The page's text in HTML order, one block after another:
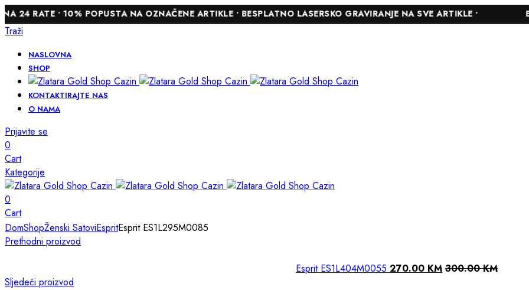
POPUSTA NA OZNAČENE ARTIKLE • BESPLATNO LASERSKO GRAVIRANJE NA SVE ARTIKLE • BESPLATNA
Traži
NASLOVNA
SHOP
KONTAKTIRAJTE NAS
O NAMA
Prijavite se
0
Cart
Kategorije
0
Cart
DomShopŽenski SatoviEspritEsprit ES1L295M0085
Prethodni proizvod
Esprit ES1L404M0055 270.00 KM 300.00KM
Sljedeći proizvod